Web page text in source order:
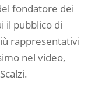
fondatore dei
il pubblico di
rappresentativi
nel video,